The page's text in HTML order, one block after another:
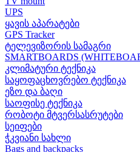
UPS
ყავის აპარატები
GPS Tracker
ტელევიზორის სამაგრი
SMARTBOARDS
კლიმატური ტექნიკა
საყოფაცხოვრებო ტექნიკა
ეზო და ბაღი
საოფისე ტექნიკა
რობოტი მტვერსასრუტები
სეიფები
ჭკვიანი სახლი
Bags and backpacks